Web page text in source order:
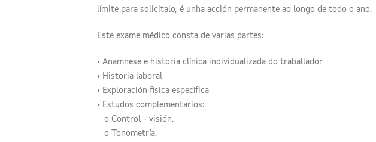
límite para solicitalo, é unha acción permanente ao longo de todo o ano.
Este exame médico consta de varias partes:
• Anamnese e historia clínica individualizada do traballador
• Historia laboral
• Exploración física específica
• Estudos complementarios:
o Control - visión.
o Tonometría.